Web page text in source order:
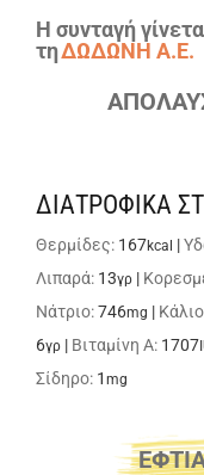
Η συνταγή
τηΔΩΔΩΝΗ Α.Ε.
ΔΙΑΤΡΟΦΙΚΑ
Θερμίδες: 167kcal |
Λιπαρά: 13γρ |
Νάτριο:746mg |
6γρ | Βιταμίνη A: 1707
Σίδηρο: 1 mg